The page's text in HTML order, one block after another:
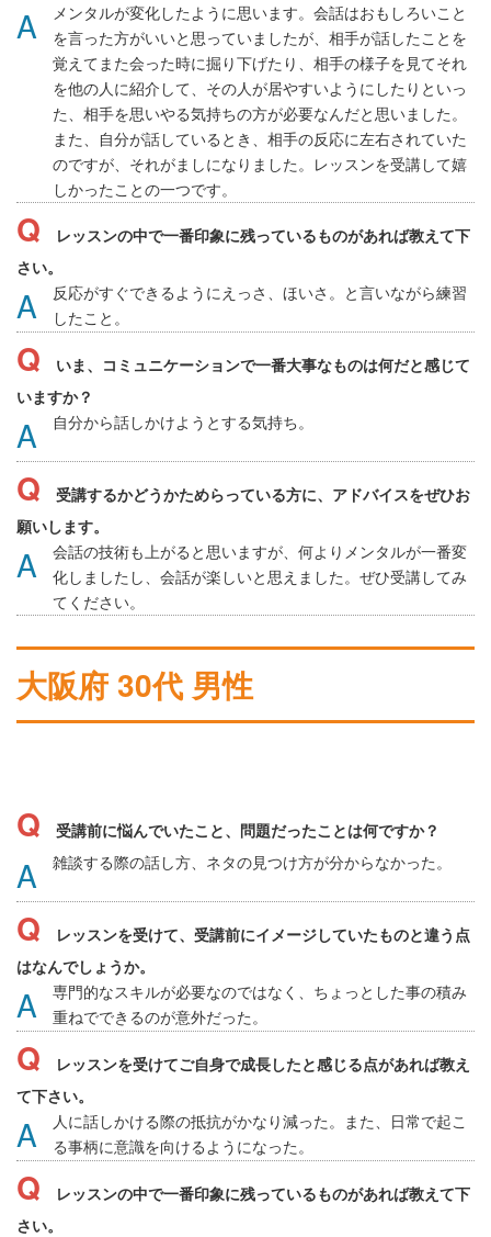
メンタルが変化したように思います。会話はおもしろいこと
を言った方がいいと思っていましたが、相手が話したことを
覚えてまた会った時に掘り下げたり、相手の様子を見てそれ
を他の人に紹介して、その人が居やすいようにしたりといっ
た、相手を思いやる気持ちの方が必要なんだと思いました。
また、自分が話しているとき、相手の反応に左右されていた
のですが、それがましになりました。レッスンを受講して嬉
しかったことの一つです。
レッスンの中で一番印象に残っているものがあれば教えて下
さい。
反応がすぐできるようにえっさ、ほいさ。と言いながら練習
したこと。
いま、コミュニケーションで一番大事なものは何だと感じて
いますか？
自分から話しかけようとする気持ち。
受講するかどうかためらっている方に、アドバイスをぜひお
願いします。
会話の技術も上がると思いますが、何よりメンタルが一番変
化しましたし、会話が楽しいと思えました。ぜひ受講してみ
てください。
大阪府 30代 男性
受講前に悩んでいたこと、問題だったことは何ですか？
雑談する際の話し方、ネタの見つけ方が分からなかった。
レッスンを受けて、受講前にイメージしていたものと違う点
はなんでしょうか。
専門的なスキルが必要なのではなく、ちょっとした事の積み
重ねでできるのが意外だった。
レッスンを受けてご自身で成長したと感じる点があれば教え
て下さい。
人に話しかける際の抵抗がかなり減った。また、日常で起こ
る事柄に意識を向けるようになった。
レッスンの中で一番印象に残っているものがあれば教えて下
さい。